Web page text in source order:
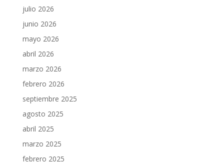
julio 2026
junio 2026
mayo 2026
abril 2026
marzo 2026
febrero 2026
septiembre 2025
agosto 2025
abril 2025
marzo 2025
febrero 2025